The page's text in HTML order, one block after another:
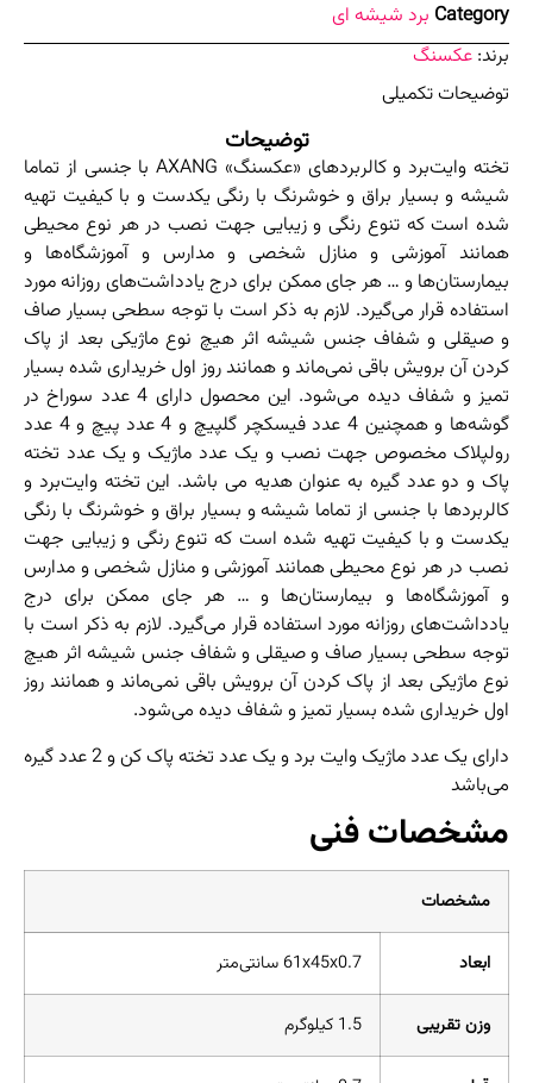
Category برد شیشه ای
برند: عکسنگ
توضیحات تکمیلی
توضیحات
تخته وایت‌برد و کالربرد‌های «عکسنگ» AXANG با جنسی از تماما
شیشه و بسیار براق و خوشرنگ با رنگی یکدست و با کیفیت تهیه
شده است که تنوع رنگی و زیبایی جهت نصب در هر نوع محیطی
همانند آموزشی و منازل شخصی و مدارس و آموزشگاه‌ها و
بیمارستان‌ها و … هر جای ممکن برای درج یادداشت‌های روزانه مورد
استفاده قرار می‌گیرد. لازم به ذکر است با توجه سطحی بسیار صاف
و صیقلی و شفاف جنس شیشه اثر هیچ نوع ماژیکی بعد از پاک
کردن آن برویش باقی نمی‌ماند و همانند روز اول خریداری شده بسیار
تمیز و شفاف دیده می‌شود. این محصول دارای 4 عدد سوراخ در
گوشه‌ها و همچنین 4 عدد فیسکچر گلپیچ و 4 عدد پیچ و 4 عدد
رولپلاک مخصوص جهت نصب و یک عدد ماژیک و یک عدد تخته
پاک و دو عدد گیره به عنوان هدیه می باشد. این تخته وایت‌برد و
کالربرد‌ها با جنسی از تماما شیشه و بسیار براق و خوشرنگ با رنگی
یکدست و با کیفیت تهیه شده است که تنوع رنگی و زیبایی جهت
نصب در هر نوع محیطی همانند آموزشی و منازل شخصی و مدارس
و آموزشگاه‌ها و بیمارستان‌ها و … هر جای ممکن برای درج
یادداشت‌های روزانه مورد استفاده قرار می‌گیرد. لازم به ذکر است با
توجه سطحی بسیار صاف و صیقلی و شفاف جنس شیشه اثر هیچ
نوع ماژیکی بعد از پاک کردن آن برویش باقی نمی‌ماند و همانند روز
اول خریداری شده بسیار تمیز و شفاف دیده می‌شود.
دارای یک عدد ماژیک وایت برد و یک عدد تخته پاک کن و 2 عدد گیره
می‌باشد
مشخصات فنی
مشخصات
ابعاد 61x45x0.7 سانتی‌متر
وزن تقریبی 1.5 کیلوگرم